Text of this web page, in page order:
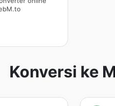
Konversi ke